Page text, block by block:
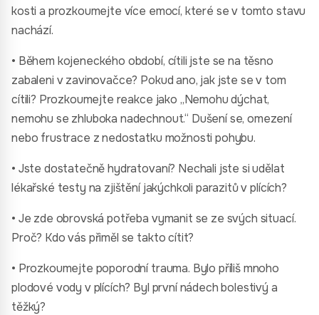
kosti a prozkoumejte více emocí, které se v tomto stavu
nachází.
• Během kojeneckého období, cítili jste se na těsno
zabaleni v zavinovačce? Pokud ano, jak jste se v tom
cítili? Prozkoumejte reakce jako „Nemohu dýchat,
nemohu se zhluboka nadechnout.“ Dušení se, omezení
nebo frustrace z nedostatku možnosti pohybu.
• Jste dostatečně hydratovaní? Nechali jste si udělat
lékařské testy na zjištění jakýchkoli parazitů v plících?
• Je zde obrovská potřeba vymanit se ze svých situací.
Proč? Kdo vás přiměl se takto cítit?
• Prozkoumejte poporodní trauma. Bylo příliš mnoho
plodové vody v plících? Byl první nádech bolestivý a
těžký?